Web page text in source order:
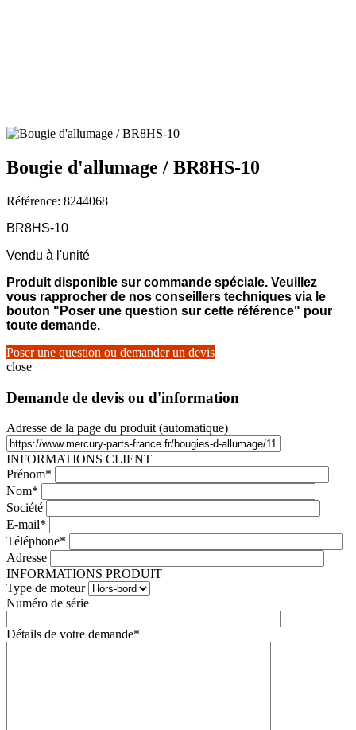
Bougie d'allumage / BR8HS-10
Référence: 8244068
BR8HS-10
Vendu à l'unité
Produit disponible sur commande spéciale. Veuillez
vous rapprocher de nos conseillers techniques via le
bouton "Poser une question sur cette référence" pour
toute demande.
Poser une question ou demander un devis
close
Demande de devis ou d'information
Adresse de la page du produit (automatique)
INFORMATIONS CLIENT
Prénom*
Nom*
Société
E-mail*
Téléphone*
Adresse
INFORMATIONS PRODUIT
Type de moteur
Numéro de série
Détails de votre demande*